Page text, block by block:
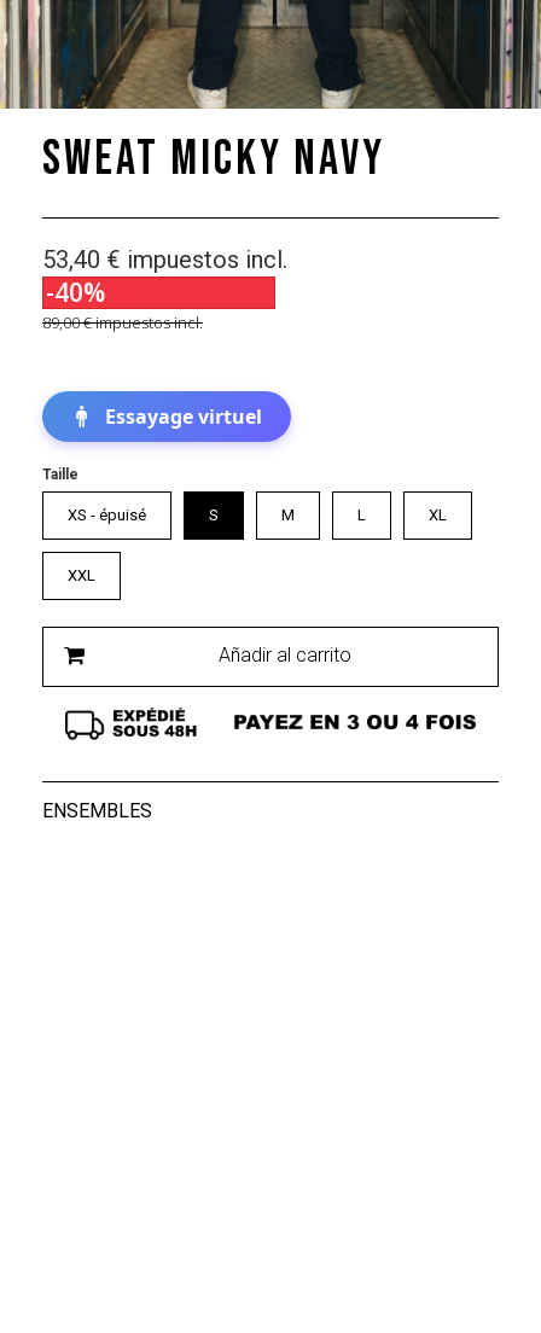
Sweat Micky Navy
53,40 € impuestos incl.
-40%
89,00 €impuestos incl.
Essayage virtuel
Taille
XS - épuisé S M L XL
XXL
Añadir al carrito
ENSEMBLES